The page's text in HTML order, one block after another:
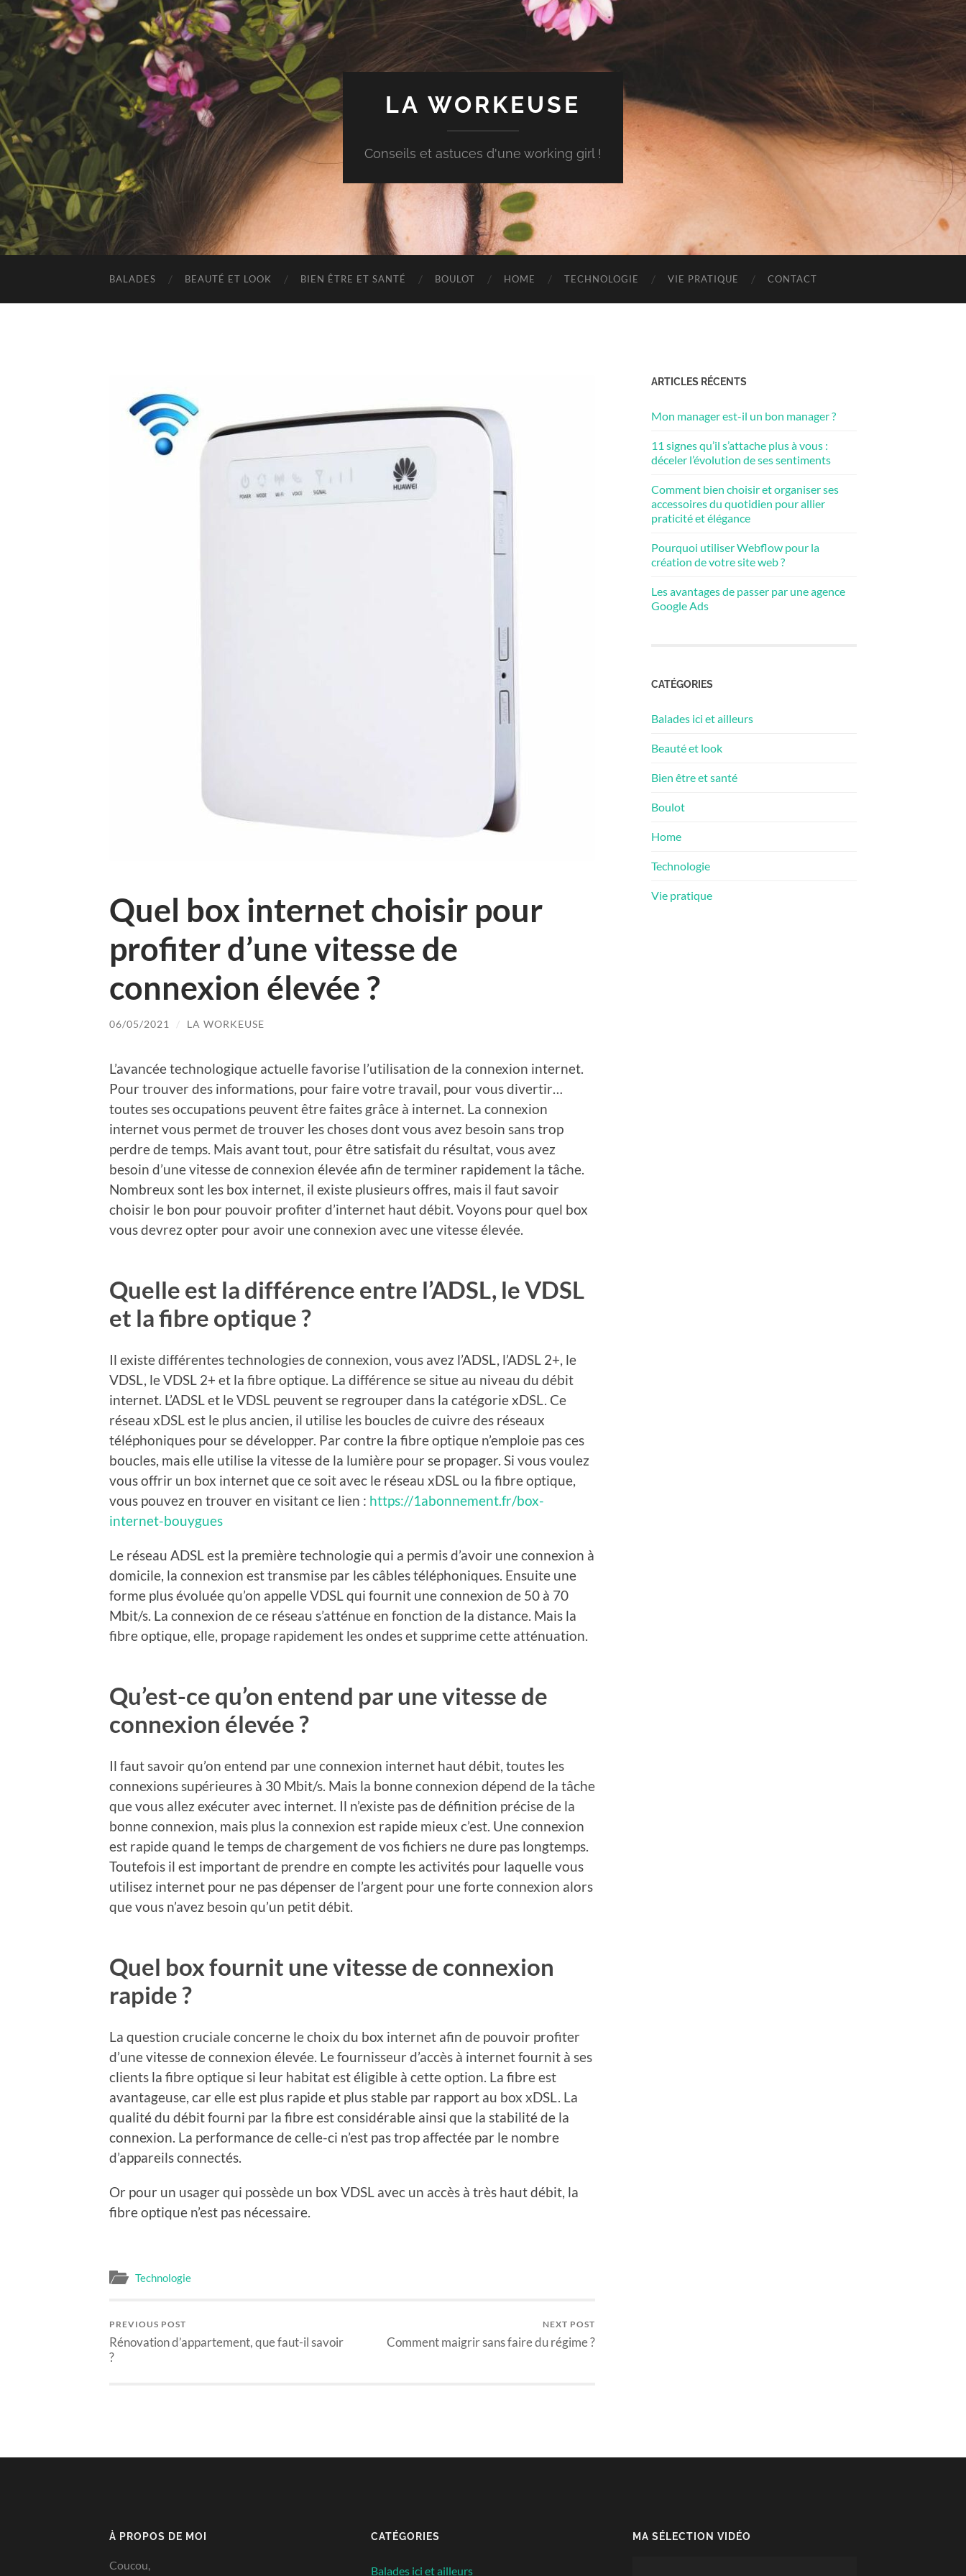
LA WORKEUSE
Conseils et astuces d'une working girl !
BALADES BEAUTÉ ET LOOK BIEN ÊTRE ET SANTÉ BOULOT HOME TECHNOLOGIE VIE PRATIQUE CONTACT
Quel box internet choisir pour
profiter d’une vitesse de
connexion élevée ?
06/05/2021 / LA WORKEUSE
L’avancée technologique actuelle favorise l’utilisation de la connexion internet.
Pour trouver des informations, pour faire votre travail, pour vous divertir…
toutes ses occupations peuvent être faites grâce à internet. La connexion
internet vous permet de trouver les choses dont vous avez besoin sans trop
perdre de temps. Mais avant tout, pour être satisfait du résultat, vous avez
besoin d’une vitesse de connexion élevée afin de terminer rapidement la tâche.
Nombreux sont les box internet, il existe plusieurs offres, mais il faut savoir
choisir le bon pour pouvoir profiter d’internet haut débit. Voyons pour quel box
vous devrez opter pour avoir une connexion avec une vitesse élevée.
Quelle est la différence entre l’ADSL, le VDSL
et la fibre optique ?
Il existe différentes technologies de connexion, vous avez l’ADSL, l’ADSL 2+, le
VDSL, le VDSL 2+ et la fibre optique. La différence se situe au niveau du débit
internet. L’ADSL et le VDSL peuvent se regrouper dans la catégorie xDSL. Ce
réseau xDSL est le plus ancien, il utilise les boucles de cuivre des réseaux
téléphoniques pour se développer. Par contre la fibre optique n’emploie pas ces
boucles, mais elle utilise la vitesse de la lumière pour se propager. Si vous voulez
vous offrir un box internet que ce soit avec le réseau xDSL ou la fibre optique,
vous pouvez en trouver en visitant ce lien : https://1abonnement.fr/box-
internet-bouygues
Le réseau ADSL est la première technologie qui a permis d’avoir une connexion à
domicile, la connexion est transmise par les câbles téléphoniques. Ensuite une
forme plus évoluée qu’on appelle VDSL qui fournit une connexion de 50 à 70
Mbit/s. La connexion de ce réseau s’atténue en fonction de la distance. Mais la
fibre optique, elle, propage rapidement les ondes et supprime cette atténuation.
Qu’est-ce qu’on entend par une vitesse de
connexion élevée ?
Il faut savoir qu’on entend par une connexion internet haut débit, toutes les
connexions supérieures à 30 Mbit/s. Mais la bonne connexion dépend de la tâche
que vous allez exécuter avec internet. Il n’existe pas de définition précise de la
bonne connexion, mais plus la connexion est rapide mieux c’est. Une connexion
est rapide quand le temps de chargement de vos fichiers ne dure pas longtemps.
Toutefois il est important de prendre en compte les activités pour laquelle vous
utilisez internet pour ne pas dépenser de l’argent pour une forte connexion alors
que vous n’avez besoin qu’un petit débit.
Quel box fournit une vitesse de connexion
rapide ?
La question cruciale concerne le choix du box internet afin de pouvoir profiter
d’une vitesse de connexion élevée. Le fournisseur d’accès à internet fournit à ses
clients la fibre optique si leur habitat est éligible à cette option. La fibre est
avantageuse, car elle est plus rapide et plus stable par rapport au box xDSL. La
qualité du débit fourni par la fibre est considérable ainsi que la stabilité de la
connexion. La performance de celle-ci n’est pas trop affectée par le nombre
d’appareils connectés.
Or pour un usager qui possède un box VDSL avec un accès à très haut débit, la
fibre optique n’est pas nécessaire.
Technologie
PREVIOUS POST
Rénovation d’appartement, que faut-il savoir
?
NEXT POST
Comment maigrir sans faire du régime ?
ARTICLES RÉCENTS
Mon manager est-il un bon manager ?
11 signes qu’il s’attache plus à vous :
déceler l’évolution de ses sentiments
Comment bien choisir et organiser ses
accessoires du quotidien pour allier
praticité et élégance
Pourquoi utiliser Webflow pour la
création de votre site web ?
Les avantages de passer par une agence
Google Ads
CATÉGORIES
Balades ici et ailleurs
Beauté et look
Bien être et santé
Boulot
Home
Technologie
Vie pratique
À PROPOS DE MOI
Coucou,
CATÉGORIES
Balades ici et ailleurs
MA SÉLECTION VIDÉO